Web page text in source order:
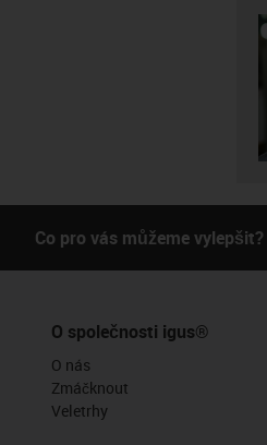
Co pro vás můžeme
O společnosti igus®
O nás
Zmáčknout
Veletrhy